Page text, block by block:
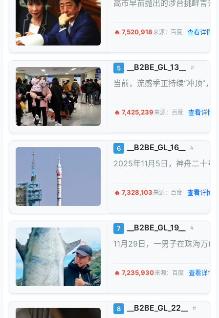
高市早苗抛出的涉台挑衅言
🔥 7,520,918来源：百度 查看详情
5 __B2BE_GL_13__ #
当前，流感季正持续“冲顶”
🔥 7,425,239来源：百度 查看详情
6 __B2BE_GL_16__ #
2025年11月5日，神舟二十号
🔥 7,328,103来源：百度 查看详情
7 __B2BE_GL_19__ #
11月29日，一男子在珠海万
🔥 7,235,930来源：百度 查看详情
8 __B2BE_GL_22__ #